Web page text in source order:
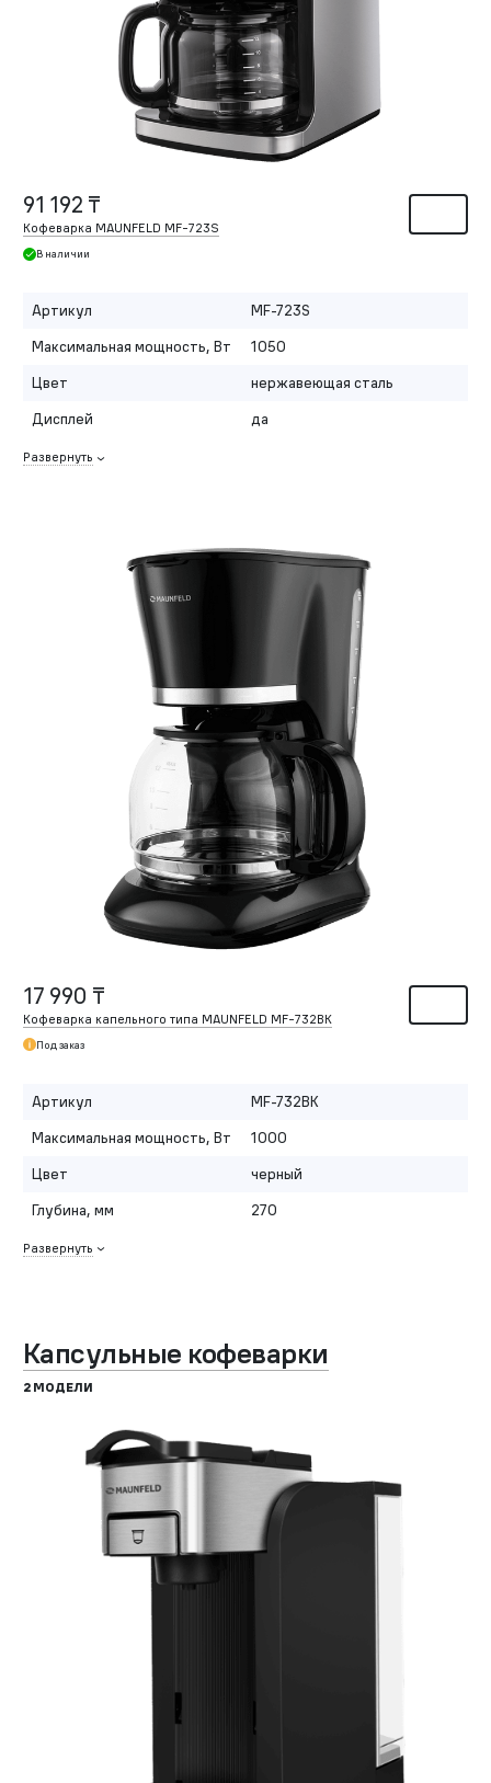
91 192 ₸
Кофеварка MAUNFELD MF-723S
В наличии
Артикул
MF-723S
Максимальная мощность, Вт
1050
Цвет
нержавеющая сталь
Дисплей
да
Развернуть
17 990 ₸
Кофеварка капельного типа MAUNFELD MF-732BK
Под заказ
Артикул
MF-732BK
Максимальная мощность, Вт
1000
Цвет
черный
Глубина, мм
270
Развернуть
Капсульные кофеварки
2 МОДЕЛИ